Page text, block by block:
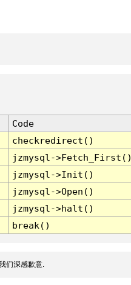
Code
checkredirect()
jzmysql-
jzmysql->Init()
jzmysql->Open()
jzmysql->halt()
break()
们深感歉意.